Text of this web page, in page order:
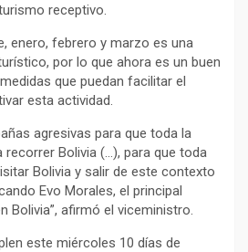
receptivo.
enero, febrero y marzo es una
por lo que ahora es un buen
que puedan facilitar el
esta actividad.
agresivas para que toda la
recorrer Bolivia (…), para que toda
Bolivia y salir de este contexto
Evo Morales, el principal
Bolivia”, afirmó el viceministro.
este miércoles 10 días de